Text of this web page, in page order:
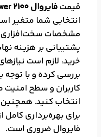
قیمتفایروال Firepower 2100
انتخابی شما متغیر
مشخصات
پشتیبانی بر هزینه
خرید، لازم است
بررسی کرده و با توجه
کاربران و سطح امنیت
انتخاب کنید.
برای بهره‌برداری
فایروال ضروری است.